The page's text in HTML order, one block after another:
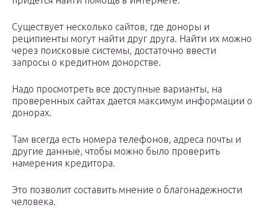
Существует несколько сайтов, где доноры и
реципиенты могут найти друг друга. Найти их можно
через поисковые системы, достаточно ввести
запросы о кредитном донорстве.
Надо просмотреть все доступные варианты, на
проверенных сайтах дается максимум информации о
донорах.
Там всегда есть номера телефонов, адреса почты и
другие данные, чтобы можно было проверить
намерения кредитора.
Это позволит составить мнение о благонадежности
человека.